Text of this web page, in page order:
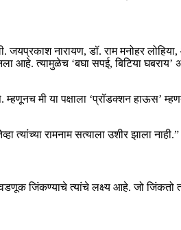
नारायण, डॉ. राम मनोहर
त्यामुळेच ‘बघा सपई, बिटिया घबराय’
म्हणूनच मी या पक्षाला ‘प्रॉडक्शन हाऊस’
रामनाम सत्याला उशीर झाला नाही.”
जिंकण्याचे त्यांचे लक्ष्य आहे. जो